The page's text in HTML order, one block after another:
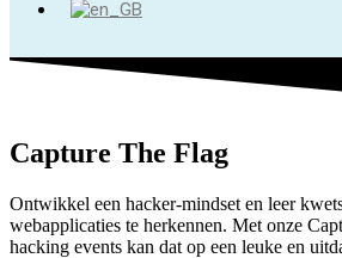
Capture The Flag
Ontwikkel een hacker-mindset en leer
webapplicaties te herkennen. Met onze
hacking events kan dat op een leuke en